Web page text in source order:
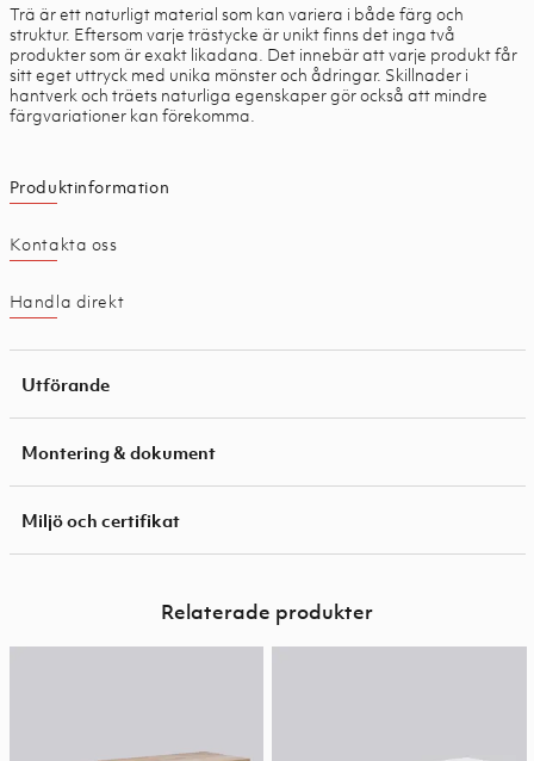
Trä är ett naturligt material som kan variera i både färg och
struktur. Eftersom varje trästycke är unikt finns det inga två
produkter som är exakt likadana. Det innebär att varje produkt får
sitt eget uttryck med unika mönster och ådringar. Skillnader i
hantverk och träets naturliga egenskaper gör också att mindre
färgvariationer kan förekomma.
Produktinformation
Kontakta oss
Handla direkt
Utförande
Montering & dokument
Miljö och certifikat
Relaterade produkter